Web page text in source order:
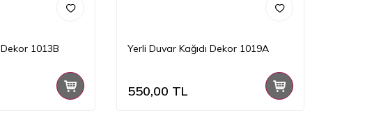
Dekor 1013B Yerli Duvar Kağıdı Dekor 1019A
550,00 TL